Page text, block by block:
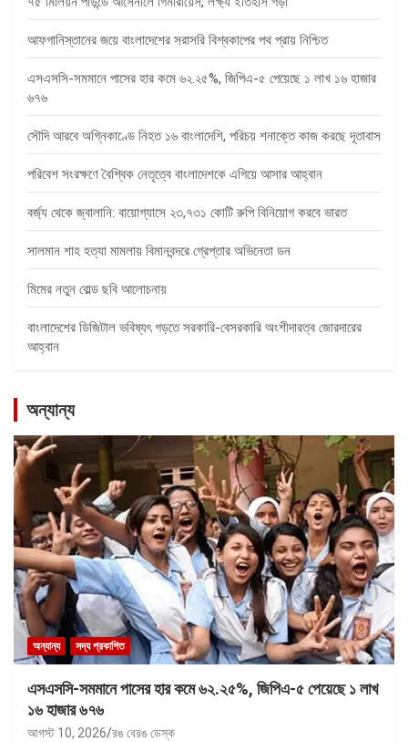
আফগানিস্তানের জয়ে বাংলাদেশের সরাসরি বিশ্বকাপের পথ প্রায় নিশ্চিত
এসএসসি-সমমানে পাসের হার কমে ৬২.২৫%, জিপিএ-৫ পেয়েছে ১ লাখ ১৬ হাজার
৬৭৬
সৌদি আরবে অগ্নিকাণ্ডে নিহত ১৬ বাংলাদেশি, পরিচয় শনাক্তে কাজ করছে দূতাবাস
পরিবেশ সংরক্ষণে বৈশ্বিক নেতৃত্বে বাংলাদেশকে এগিয়ে আসার আহ্বান
বর্জ্য থেকে জ্বালানি: বায়োগ্যাসে ২৩,৭৩১ কোটি রুপি বিনিয়োগ করবে ভারত
সালমান শাহ হত্যা মামলায় বিমানবন্দরে গ্রেপ্তার অভিনেতা ডন
মিমের নতুন বোল্ড ছবি আলোচনায়
বাংলাদেশের ডিজিটাল ভবিষ্যৎ গড়তে সরকারি-বেসরকারি অংশীদারত্ব জোরদারের
আহ্বান
অন্যান্য
অন্যান্য সদ্য প্রকাশিত
এসএসসি-সমমানে পাসের হার কমে ৬২.২৫%, জিপিএ-৫ পেয়েছে ১ লাখ
১৬ হাজার ৬৭৬
আগস্ট 10, 2026 রঙ বেরঙ ডেস্ক